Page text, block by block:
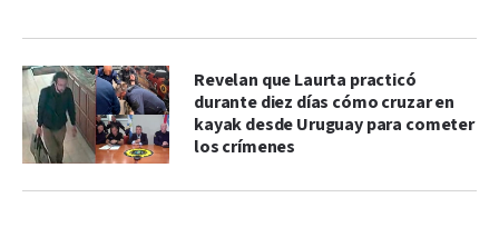
Revelan que Laurta practicó
durante diez días cómo cruzar en
kayak desde Uruguay para cometer
los crímenes